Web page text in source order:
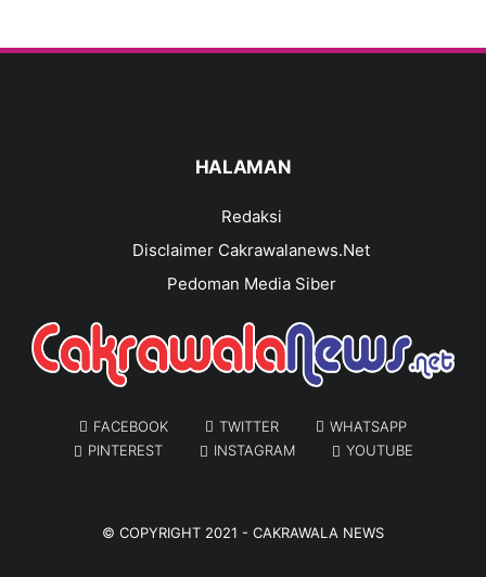
HALAMAN
Redaksi
Disclaimer Cakrawalanews.Net
Pedoman Media Siber
FACEBOOK TWITTER
WHATSAPP
PINTEREST
INSTAGRAM YOUTUBE
© COPYRIGHT 2021 - CAKRAWALA NEWS